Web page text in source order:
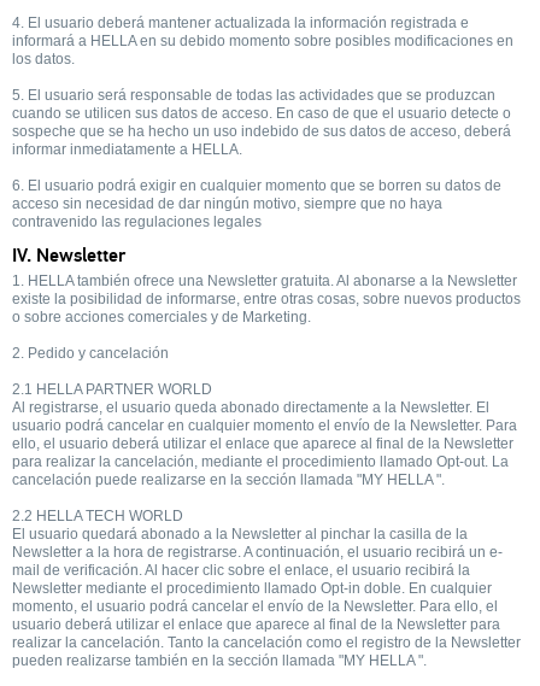
4. El usuario deberá mantener actualizada la información registrada e
informará a HELLA en su debido momento sobre posibles modificaciones en
los datos.
5. El usuario será responsable de todas las actividades que se produzcan
cuando se utilicen sus datos de acceso. En caso de que el usuario detecte o
sospeche que se ha hecho un uso indebido de sus datos de acceso, deberá
informar inmediatamente a HELLA.
6. El usuario podrá exigir en cualquier momento que se borren su datos de
acceso sin necesidad de dar ningún motivo, siempre que no haya
contravenido las regulaciones legales
IV. Newsletter
1. HELLA también ofrece una Newsletter gratuita. Al abonarse a la Newsletter
existe la posibilidad de informarse, entre otras cosas, sobre nuevos productos
o sobre acciones comerciales y de Marketing.
2. Pedido y cancelación
2.1 HELLA PARTNER WORLD
Al registrarse, el usuario queda abonado directamente a la Newsletter. El
usuario podrá cancelar en cualquier momento el envío de la Newsletter. Para
ello, el usuario deberá utilizar el enlace que aparece al final de la Newsletter
para realizar la cancelación, mediante el procedimiento llamado Opt-out. La
cancelación puede realizarse en la sección llamada "MY HELLA ".
2.2 HELLA TECH WORLD
El usuario quedará abonado a la Newsletter al pinchar la casilla de la
Newsletter a la hora de registrarse. A continuación, el usuario recibirá un e-
mail de verificación. Al hacer clic sobre el enlace, el usuario recibirá la
Newsletter mediante el procedimiento llamado Opt-in doble. En cualquier
momento, el usuario podrá cancelar el envío de la Newsletter. Para ello, el
usuario deberá utilizar el enlace que aparece al final de la Newsletter para
realizar la cancelación. Tanto la cancelación como el registro de la Newsletter
pueden realizarse también en la sección llamada "MY HELLA ".